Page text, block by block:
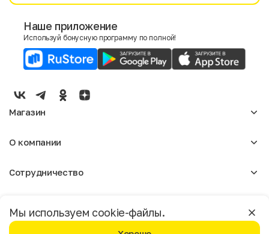
E-mail
Мужской
Женский
Мы используем cookie-файлы.
Москва
Наше приложение
Используй бонусную программу по полной!
Магазин
Мужское
О компании
Отзывы
Магазины
Сотрудничество
Реклама
Доставка и оплата
Бонусная программа